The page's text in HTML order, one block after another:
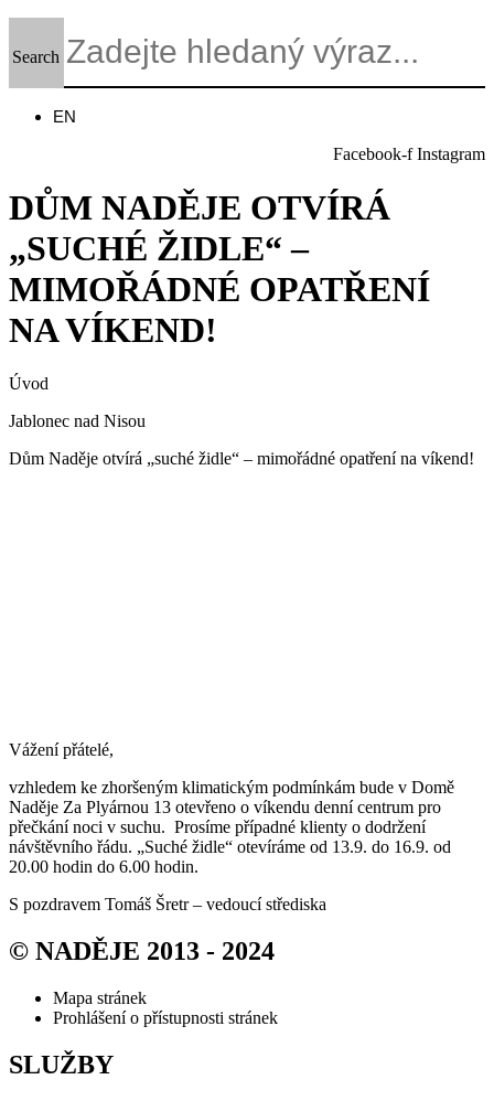
Search
EN
Facebook-f Instagram
DŮM NADĚJE OTVÍRÁ
„SUCHÉ ŽIDLE“ –
MIMOŘÁDNÉ OPATŘENÍ
NA VÍKEND!
Úvod
Jablonec nad Nisou
Dům Naděje otvírá „suché židle“ – mimořádné opatření na víkend!
Vážení přátelé,
vzhledem ke zhoršeným klimatickým podmínkám bude v Domě
Naděje Za Plyárnou 13 otevřeno o víkendu denní centrum pro
přečkání noci v suchu. Prosíme případné klienty o dodržení
návštěvního řádu. „Suché židle“ otevíráme od 13.9. do 16.9. od
20.00 hodin do 6.00 hodin.
S pozdravem Tomáš Šretr – vedoucí střediska
© NADĚJE 2013 - 2024
Mapa stránek
Prohlášení o přístupnosti stránek
SLUŽBY